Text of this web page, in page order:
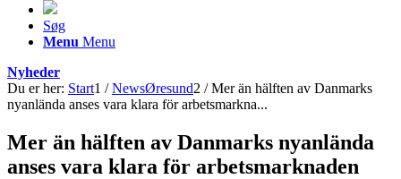
Søg
Menu Menu
Nyheder
Du er her: Start1 / NewsØresund2 / Mer än hälften av Danmarks
nyanlända anses vara klara för arbetsmarkna...
Mer än hälften av Danmarks nyanlända
anses vara klara för arbetsmarknaden